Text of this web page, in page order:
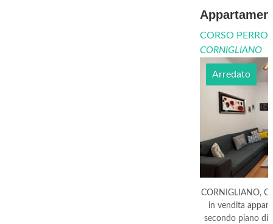
CORSO
CORNIGLIANO
Arredato
CORNIGLIANO,
in vendita
secondo piano di